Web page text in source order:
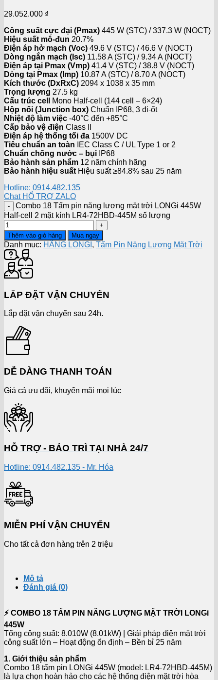
29.052.000 ₫
Công suất cực đại (Pmax) 445 W (STC) / 337.3 W (NOCT)
Hiệu suất mô-đun 20.7%
Điện áp hở mạch (Voc) 49.6 V (STC) / 46.6 V (NOCT)
Dòng ngắn mạch (Isc) 11.58 A (STC) / 9.34 A (NOCT)
Điện áp tại Pmax (Vmp) 41.4 V (STC) / 38.8 V (NOCT)
Dòng tại Pmax (Imp) 10.87 A (STC) / 8.70 A (NOCT)
Kích thước (DxRxC) 2094 x 1038 x 35 mm
Trọng lượng 27.5 kg
Cấu trúc cell
Mono Half-cell (144 cell – 6×24)
Hộp nối (Junction box) Chuẩn IP68, 3 đi-ốt
Nhiệt độ làm việc -40°C đến +85°C
Cấp bảo vệ điện Class II
Điện áp hệ thống tối đa 1500V DC
Tiêu chuẩn an toàn IEC Class C / UL Type 1 or 2
Chuẩn chống nước – bụi IP68
Bảo hành sản phẩm 12 năm chính hãng
Bảo hành hiệu suất Hiệu suất ≥84.8% sau 25 năm
Hotline: 0914.482.135
Chat HỔ TRỢ ZALO
Combo 18 Tấm pin năng lượng mặt trời LONGi 445W
Half-cell 2 mặt kính LR4-72HBD-445M số lượng
Thêm vào giỏ hàng Mua ngay
Danh mục: HÃNG LONGI , Tấm Pin Năng Lượng Mặt Trời
LẮP ĐẶT VẬN CHUYỂN
Lắp đặt vận chuyển sau 24h.
DỄ DÀNG THANH TOÁN
Giá cả ưu đãi, khuyến mãi mọi lúc
HỖ TRỢ - BẢO TRÌ TẠI NHÀ 24/7
Hotline: 0914.482.135 - Mr. Hóa
MIỄN PHÍ VẬN CHUYỂN
Cho tất cả đơn hàng trên 2 triệu
Mô tả
Đánh giá (0)
⚡ COMBO 18 TẤM PIN NĂNG LƯỢNG MẶT TRỜI LONGi
445W
Tổng công suất: 8.010W (8.01kW) | Giải pháp điện mặt trời
công suất lớn – Hoạt động ổn định – Bền bỉ 25 năm
1. Giới thiệu sản phẩm
Combo 18 tấm pin LONGi 445W (model: LR4-72HBD-445M)
là lựa chọn hoàn hảo cho các hệ thống điện mặt trời hòa